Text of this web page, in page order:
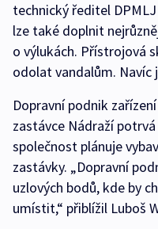
technický ředitel
lze také doplnit
o výlukách. Přístrojová
odolat vandalům. Navíc
Dopravní podnik
zastávce Nádraží
společnost plánuje
zastávky. „Dopravní
uzlových bodů, kde by
umístit,“ přiblížil Luboš